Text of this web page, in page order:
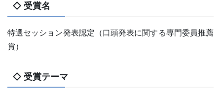
◇ 受賞名
特選セッション発表認定（口頭発表に関する専門委員推薦
賞）
◇ 受賞テーマ